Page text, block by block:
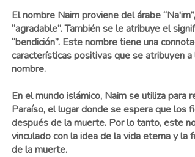
El nombre Naim proviene del árabe
“agradable”. También se le atribuye el
“bendición”. Este nombre tiene una
características positivas que se atribuyen
nombre.
En el mundo islámico, Naim se utiliza para
Paraíso, el lugar donde se espera que los
después de la muerte. Por lo tanto, este
vinculado con la idea de la vida eterna y la
de la muerte.